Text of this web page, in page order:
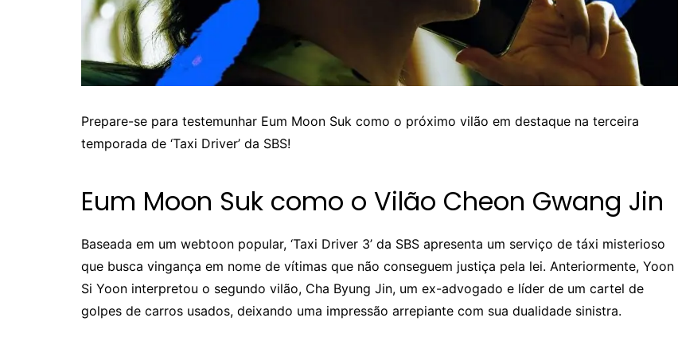
Prepare-se para testemunhar Eum Moon Suk como o próximo vilão em destaque na terceira
temporada de ‘Taxi Driver’ da SBS!
Eum Moon Suk como o Vilão Cheon Gwang Jin
Baseada em um webtoon popular, ‘Taxi Driver 3’ da SBS apresenta um serviço de táxi misterioso
que busca vingança em nome de vítimas que não conseguem justiça pela lei. Anteriormente, Yoon
Si Yoon interpretou o segundo vilão, Cha Byung Jin, um ex-advogado e líder de um cartel de
golpes de carros usados, deixando uma impressão arrepiante com sua dualidade sinistra.